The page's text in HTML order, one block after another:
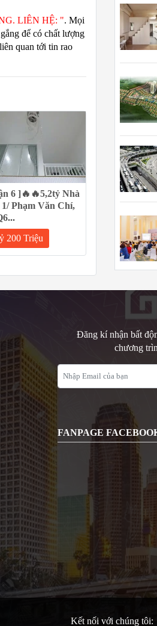
LIÊN HỆ: ". Mọi
để có chất lượng
quan tới tin rao
6 ]🔥🔥5,2tỷ Nhà
1/ Phạm Văn Chí,
200 Triệu
Đăng kí nhận bất
chương
FANPAGE
Kết nối với chúng tôi: